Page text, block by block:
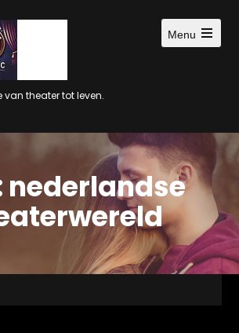
theater tot leven.
Menu
Open
nederlandse